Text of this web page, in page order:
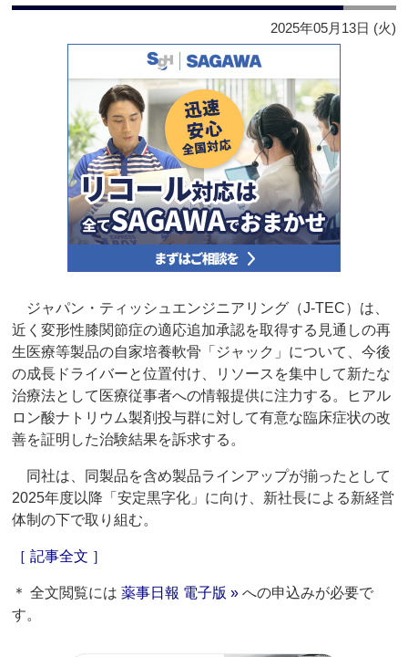
2025年05月13日 (火)
ジャパン・ティッシュエンジニアリング（J-TEC）は、
近く変形性膝関節症の適応追加承認を取得する見通しの再
生医療等製品の自家培養軟骨「ジャック」について、今後
の成長ドライバーと位置付け、リソースを集中して新たな
治療法として医療従事者への情報提供に注力する。ヒアル
ロン酸ナトリウム製剤投与群に対して有意な臨床症状の改
善を証明した治験結果を訴求する。
同社は、同製品を含め製品ラインアップが揃ったとして
2025年度以降「安定黒字化」に向け、新社長による新経営
体制の下で取り組む。
［ 記事全文 ］
＊ 全文閲覧には薬事日報 電子版 » への申込みが必要で
す。